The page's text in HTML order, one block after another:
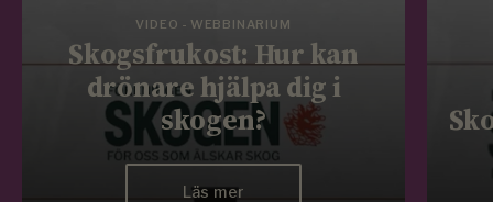
VIDEO - WEBBINARIUM
Skogsfrukost: Hur kan
drönare hjälpa dig i
skogen?
Läs mer